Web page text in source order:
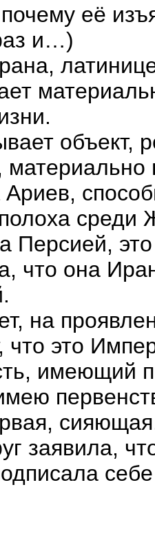
её
и…)
среди
Персией,
что она
на
что это
имеющий
заявила,